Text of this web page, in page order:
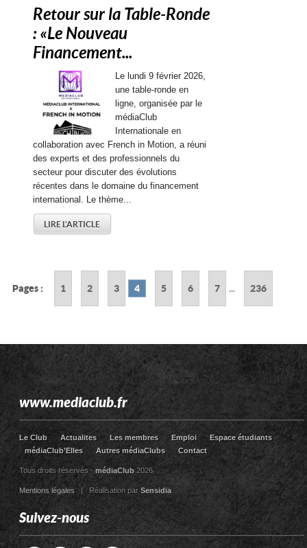
Retour sur la Table-Ronde
: « Le Nouveau
Financement...
Le lundi 9 février 2026,
une table-ronde en
ligne, organisée par le
médiaClub
Internationale en
collaboration avec French in Motion, a réuni
des experts et des professionnels du
secteur pour discuter des évolutions
récentes dans le domaine du financement
international. Le thème...
LIRE L'ARTICLE
Pages : 1 2 3 4 5 6 7 ... 236
www.mediaclub.fr
Le Club Actualites Les membres Emploi
Espace étudiants
médiaClub’Elles
Autres médiaClubs Contact
Tous droits réservés -médiaClub 2026
Mentions légales| Réalisation parSensidia
Suivez-nous